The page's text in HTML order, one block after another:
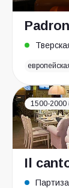
Padron
1500-2000
Il